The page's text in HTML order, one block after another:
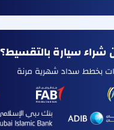
سيارة بالتقسيط؟
بخطط سداد شهرية مرنة